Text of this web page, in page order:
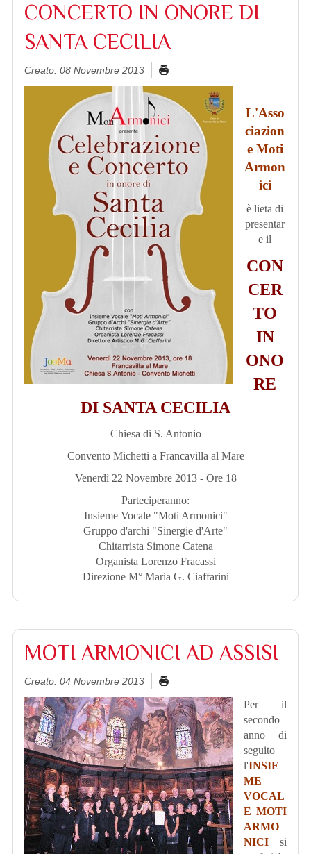
CONCERTO IN ONORE DI
SANTA CECILIA
Creato: 08 Novembre 2013
L'Asso
ciazion
e Moti
Armon
ici
è lieta di
presentar
e il
CON
CER
TO
IN
ONO
RE
DI SANTA CECILIA
Chiesa di S. Antonio
Convento Michetti a Francavilla al Mare
Venerdì 22 Novembre 2013 - Ore 18
Parteciperanno:
Insieme Vocale "Moti Armonici"
Gruppo d'archi "Sinergie d'Arte"
Chitarrista Simone Catena
Organista Lorenzo Fracassi
Direzione M° Maria G. Ciaffarini
MOTI ARMONICI AD ASSISI
Creato: 04 Novembre 2013
Per il
secondo
anno di
seguito
l'INSIE
ME
VOCAL
E MOTI
ARMO
NICI si